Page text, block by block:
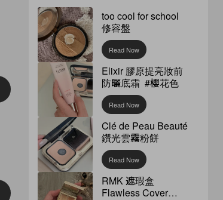
too cool for school
修容盤
Read Now
Elixir 膠原提亮妝前
防曬底霜 #櫻花色
Read Now
Clé de Peau Beauté
鑽光雲霧粉餅
Read Now
RMK 遮瑕盒
Flawless Cover